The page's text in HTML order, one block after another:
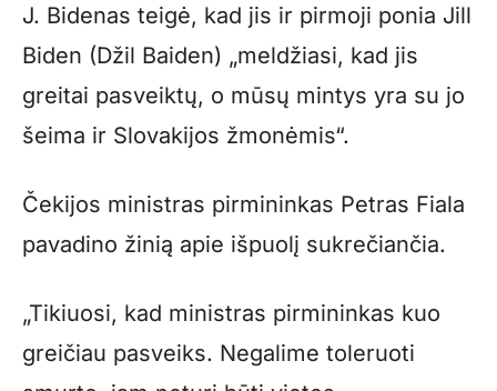
J. Bidenas teigė, kad jis ir pirmoji ponia Jill
Biden (Džil Baiden) „meldžiasi, kad jis
greitai pasveiktų, o mūsų mintys yra su jo
šeima ir Slovakijos žmonėmis“.
Čekijos ministras pirmininkas Petras Fiala
pavadino žinią apie išpuolį sukrečiančia.
„Tikiuosi, kad ministras pirmininkas kuo
greičiau pasveiks. Negalime toleruoti